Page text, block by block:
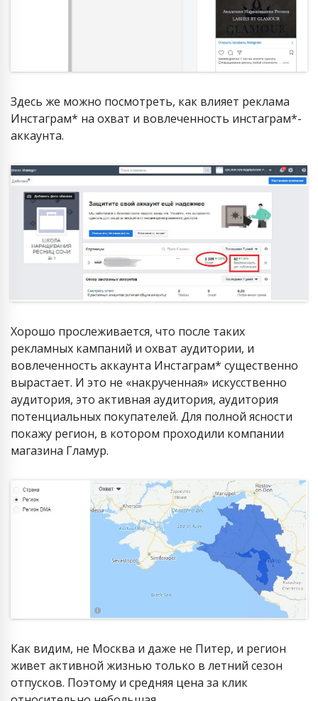
Здесь же можно посмотреть, как влияет реклама
Инстаграм* на охват и вовлеченность инстаграм*-
аккаунта.
Хорошо прослеживается, что после таких
рекламных кампаний и охват аудитории, и
вовлеченность аккаунта Инстаграм* существенно
вырастает. И это не «накрученная» искусственно
аудитория, это активная аудитория, аудитория
потенциальных покупателей. Для полной ясности
покажу регион, в котором проходили компании
магазина Гламур.
Как видим, не Москва и даже не Питер, и регион
живет активной жизнью только в летний сезон
отпусков. Поэтому и средняя цена за клик